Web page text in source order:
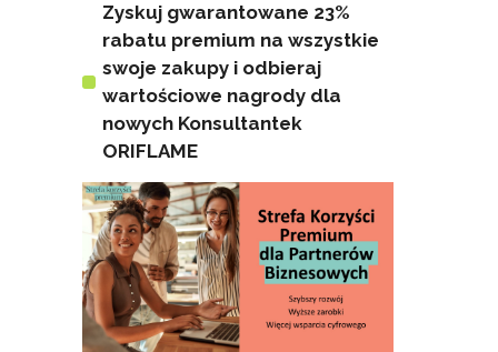
Zyskuj gwarantowane 23%
rabatu premium na wszystkie
swoje zakupy i odbieraj
wartościowe nagrody dla
nowych Konsultantek
ORIFLAME